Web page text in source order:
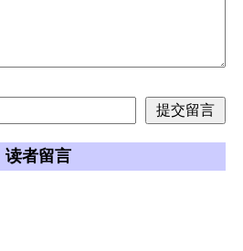
读者留言